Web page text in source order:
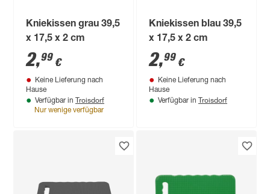
Kniekissen grau 39,5
x 17,5 x 2 cm
2,99 €
Keine Lieferung nach
Hause
Verfügbar in Troisdorf
Nur wenige verfügbar
Kniekissen blau 39,5
x 17,5 x 2 cm
2,99 €
Keine Lieferung nach
Hause
Verfügbar in Troisdorf